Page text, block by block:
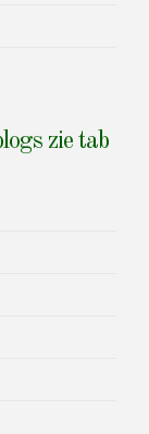
zie tab